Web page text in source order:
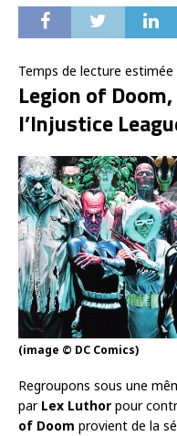
Temps de lecture estimée
Legion of
l’Injustice
(image © DC Comics)
Regroupons sous une
par Lex Luthor pour
of Doom provient de la